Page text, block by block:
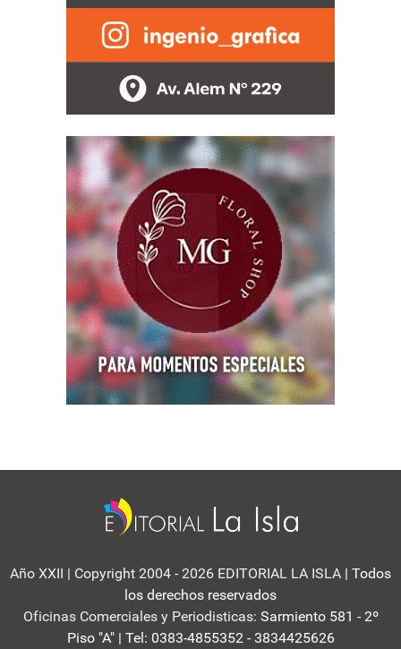
Año XXII | Copyright 2004 - 2026 EDITORIAL LA ISLA | Todos
los derechos reservados
Oficinas Comerciales y Periodisticas: Sarmiento 581 - 2º
Piso "A" | Tel: 0383-4855352 - 3834425626